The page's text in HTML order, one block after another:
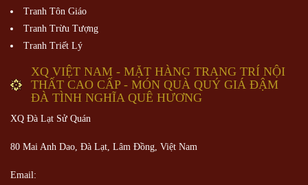
Tranh Tôn Giáo
Tranh Trừu Tượng
Tranh Triết Lý
XQ VIỆT NAM - MẶT HÀNG TRANG TRÍ NỘI
THẤT CAO CẤP - MÓN QUÀ QUÝ GIÁ ĐẬM
ĐÀ TÌNH NGHĨA QUÊ HƯƠNG
XQ Đà Lạt Sử Quán
80 Mai Anh Dao, Đà Lạt, Lâm Đồng, Việt Nam
Email: